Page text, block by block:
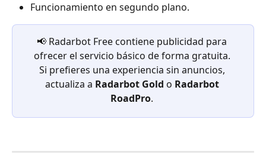
Funcionamiento en segundo plano.
📢 Radarbot Free contiene publicidad para
ofrecer el servicio básico de forma gratuita.
Si prefieres una experiencia sin anuncios,
actualiza a Radarbot Gold o Radarbot
RoadPro.